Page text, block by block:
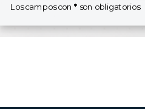
Los campos con * son obligatorios